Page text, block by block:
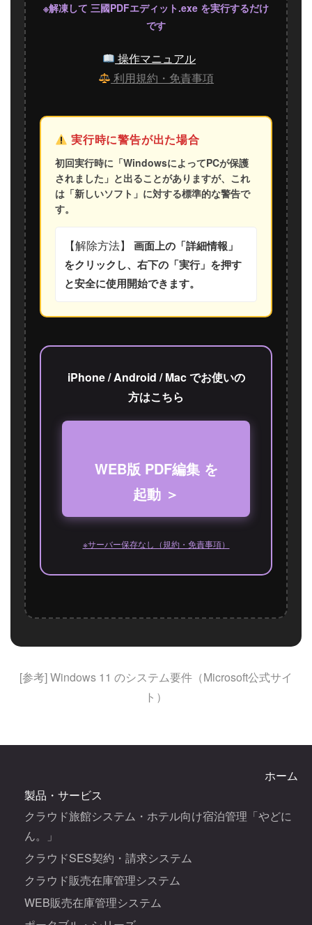
※解凍して 三國PDFエディット.exe を実行するだけ
です
操作マニュアル
利用規約・免責事項
実行時に警告が出た場合
初回実行時に「WindowsによってPCが保護
されました」と出ることがありますが、これ
は「新しいソフト」に対する標準的な警告で
す。
【解除方法】
画面上の「詳細情報」
をクリックし、右下の「実行」を押す
と安全に使用開始できます。
iPhone / Android / Mac でお使いの
方はこちら
WEB版 PDF編集 を
起動 ＞
※サーバー保存なし（規約・免責事項）
[参考] Windows 11 のシステム要件（Microsoft公式サイ
ト）
ホーム
製品・サービス
クラウド旅館システム・ホテル向け宿泊管理「やどに
ん。」
クラウドSES契約・請求システム
クラウド販売在庫管理システム
WEB販売在庫管理システム